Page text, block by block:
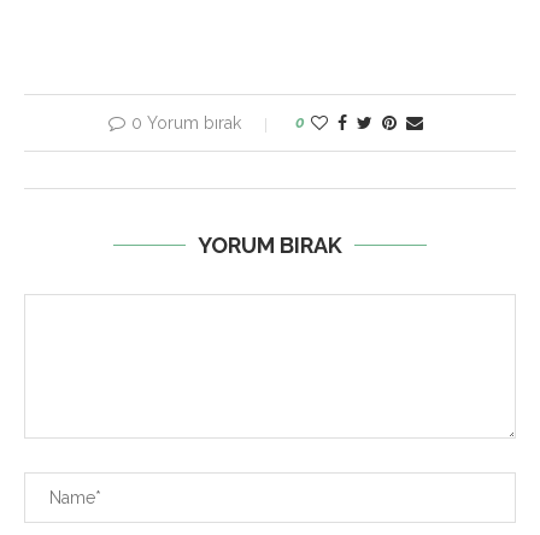
0 Yorum bırak 0
YORUM BIRAK